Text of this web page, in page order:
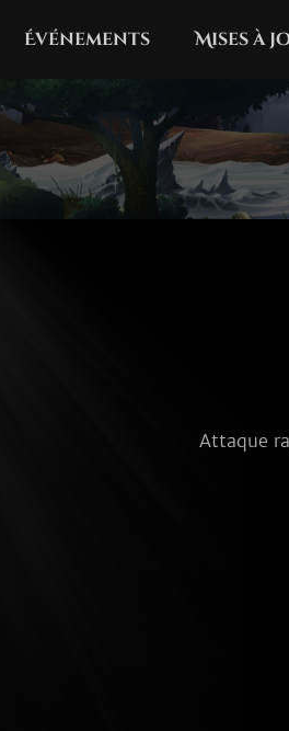
Événements Mises à
Attaque